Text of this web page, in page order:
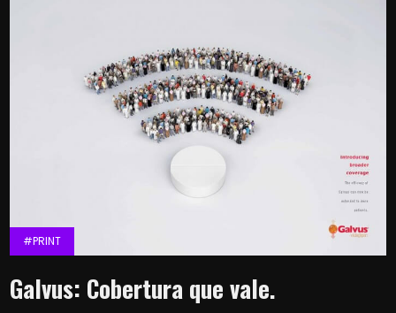
#PRINT
Galvus: Cobertura que vale.